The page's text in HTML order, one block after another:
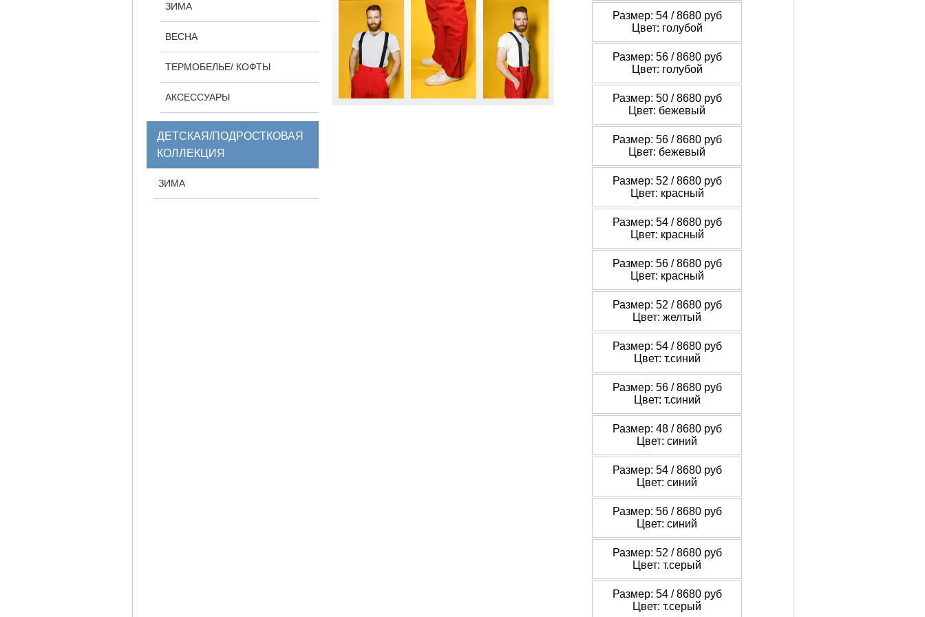
Размер: 54 /8680 руб
Цвет: голубой
Размер: 56 /8680 руб
Цвет: голубой
Размер: 50 /8680 руб
Цвет: бежевый
Размер: 56 /8680 руб
Цвет: бежевый
Размер: 52 /8680 руб
Цвет: красный
Размер: 54 /8680 руб
Цвет: красный
Размер: 56 /8680 руб
Цвет: красный
Размер: 52 /8680 руб
Цвет: желтый
Размер: 54 /8680 руб
Цвет: т.синий
Размер: 56 /8680 руб
Цвет: т.синий
Размер: 48 /8680 руб
Цвет: синий
Размер: 54 /8680 руб
Цвет: синий
Размер: 56 /8680 руб
Цвет: синий
Размер: 52 /8680 руб
Цвет: т.серый
Размер: 54 /8680 руб
Цвет: т.серый
ЗИМА
ВЕСНА
ТЕРМОБЕЛЬЕ/ КОФТЫ
АКСЕССУАРЫ
ДЕТСКАЯ/ПОДРОСТКОВАЯ
КОЛЛЕКЦИЯ
ЗИМА